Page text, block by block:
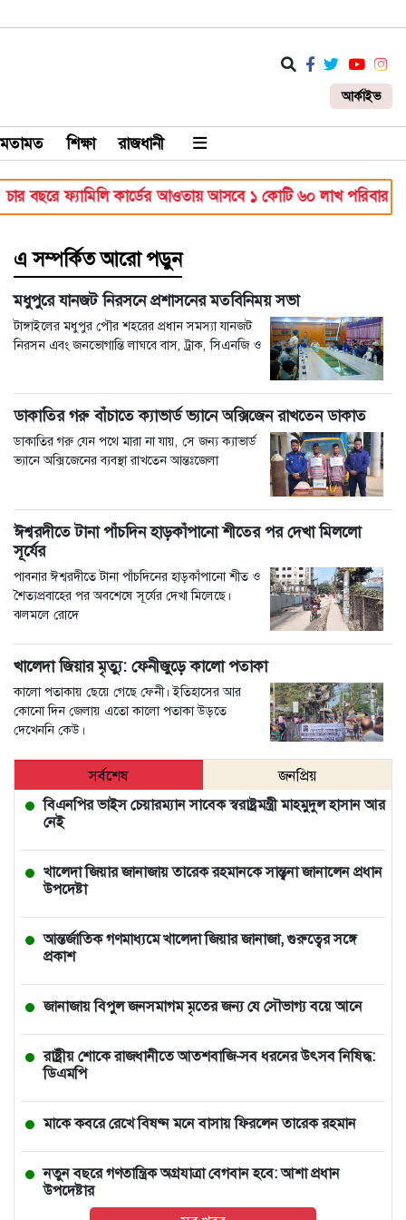
আর্কাইভ
মতামত শিক্ষা রাজধানী
বছরে ফ্যামিলি কার্ডের আওতায় আসবে ১ কোটি ৬০ লাখ পরিবার
এ সম্পর্কিত আরো পড়ুন
মধুপুরে যানজট নিরসনে প্রশাসনের মতবিনিময় সভা
টাঙ্গাইলের মধুপুর পৌর শহরের প্রধান সমস্যা যানজট
নিরসন এবং জনভোগান্তি লাঘবে বাস, ট্রাক, সিএনজি ও
ডাকাতির গরু বাঁচাতে ক্যাভার্ড ভ্যানে অক্সিজেন রাখতেন ডাকাত
ডাকাতির গরু যেন পথে মারা না যায়, সে জন্য ক্যাভার্ড
ভ্যানে অক্সিজেনের ব্যবস্থা রাখতেন আন্তঃজেলা
ঈশ্বরদীতে টানা পাঁচদিন হাড়কাঁপানো শীতের পর দেখা মিললো
সূর্যের
পাবনার ঈশ্বরদীতে টানা পাঁচদিনের হাড়কাঁপানো শীত ও
শৈত্যপ্রবাহের পর অবশেষে সূর্যের দেখা মিলেছে।
ঝলমলে রোদে
খালেদা জিয়ার মৃত্যু: ফেনীজুড়ে কালো পতাকা
কালো পতাকায় ছেয়ে গেছে ফেনী। ইতিহাসের আর
কোনো দিন জেলায় এতো কালো পতাকা উড়তে
দেখেননি কেউ।
সর্বশেষ
জনপ্রিয়
বিএনপির ভাইস চেয়ারম্যান সাবেক স্বরাষ্ট্রমন্ত্রী মাহমুদুল হাসান আর
নেই
খালেদা জিয়ার জানাজায় তারেক রহমানকে সান্ত্বনা জানালেন প্রধান
উপদেষ্টা
আন্তর্জাতিক গণমাধ্যমে খালেদা জিয়ার জানাজা, গুরুত্বের সঙ্গে
প্রকাশ
জানাজায় বিপুল জনসমাগম মৃতের জন্য যে সৌভাগ্য বয়ে আনে
রাষ্ট্রীয় শোকে রাজধানীতে আতশবাজি-সব ধরনের উৎসব নিষিদ্ধ:
ডিএমপি
মাকে কবরে রেখে বিষণ্ন মনে বাসায় ফিরলেন তারেক রহমান
নতুন বছরে গণতান্ত্রিক অগ্রযাত্রা বেগবান হবে: আশা প্রধান
উপদেষ্টার